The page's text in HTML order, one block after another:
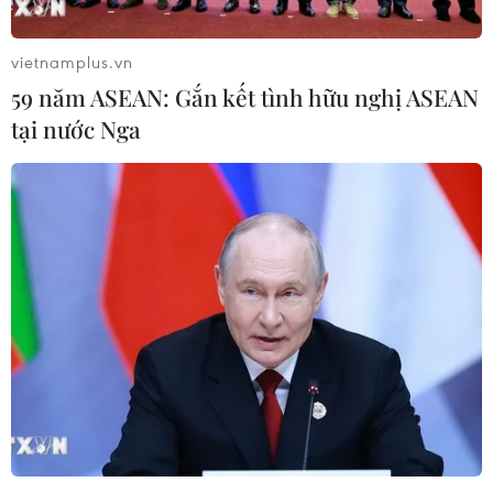
Mỹ phát tín hiệu ủng hộ ổn định
đồng won của Hàn Quốc
05/08/2026 23:26
Mỹ hoàn trả khoảng 100 tỷ USD thuế
quan sau phán quyết của Tòa án Tối
cao
05/08/2026 22:58
Nhật Bản: Nội các thông qua chính
sách giảm thuế tiêu thụ thực phẩm
05/08/2026 15:30
vietnamplus.vn
59 năm ASEAN: Gắn kết tình hữu nghị ASEAN
tại nước Nga